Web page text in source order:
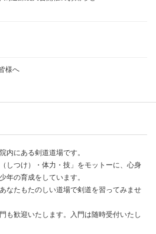
様へ
内にある剣道道場です。
しつけ）・体力・技」をモットーに、心身
年の育成をしています。
なたもたのしい道場で剣道を習ってみませ
も歓迎いたします。入門は随時受付いたし